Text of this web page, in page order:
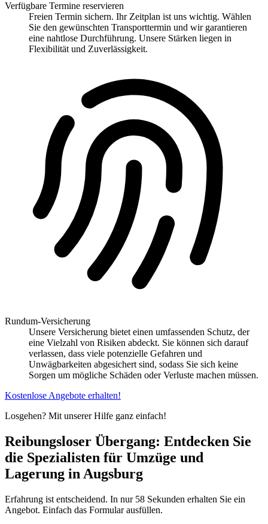
Verfügbare Termine reservieren
Freien Termin sichern. Ihr Zeitplan ist uns wichtig. Wählen
Sie den gewünschten Transporttermin und wir garantieren
eine nahtlose Durchführung. Unsere Stärken liegen in
Flexibilität und Zuverlässigkeit.
Rundum-Versicherung
Unsere Versicherung bietet einen umfassenden Schutz, der
eine Vielzahl von Risiken abdeckt. Sie können sich darauf
verlassen, dass viele potenzielle Gefahren und
Unwägbarkeiten abgesichert sind, sodass Sie sich keine
Sorgen um mögliche Schäden oder Verluste machen müssen.
Kostenlose Angebote erhalten!
Losgehen? Mit unserer Hilfe ganz einfach!
Reibungsloser Übergang: Entdecken Sie
die Spezialisten für Umzüge und
Lagerung in Augsburg
Erfahrung ist entscheidend. In nur 58 Sekunden erhalten Sie ein
Angebot. Einfach das Formular ausfüllen.